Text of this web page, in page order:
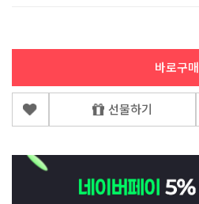
바로구매
선물하기